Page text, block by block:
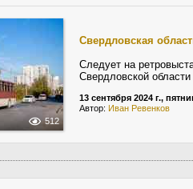
512
Свердловская
Следует на
Свердловской области
13 сентября 2024 г.,
Автор: Иван Ревенков